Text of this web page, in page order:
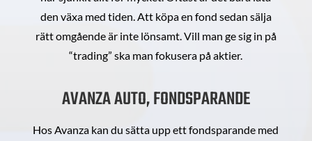
den växa med tiden. Att köpa en fond sedan sälja
rätt omgående är inte lönsamt. Vill man ge sig in på
“trading” ska man fokusera på aktier.
AVANZA AUTO, FONDSPARANDE
Hos Avanza kan du sätta upp ett fondsparande med